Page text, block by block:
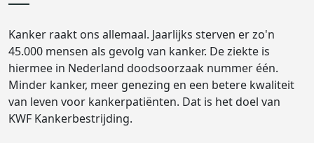
Kanker raakt ons allemaal. Jaarlijks sterven er zo'n
45.000 mensen als gevolg van kanker. De ziekte is
hiermee in Nederland doodsoorzaak nummer één.
Minder kanker, meer genezing en een betere kwaliteit
van leven voor kankerpatiënten. Dat is het doel van
KWF Kankerbestrijding.